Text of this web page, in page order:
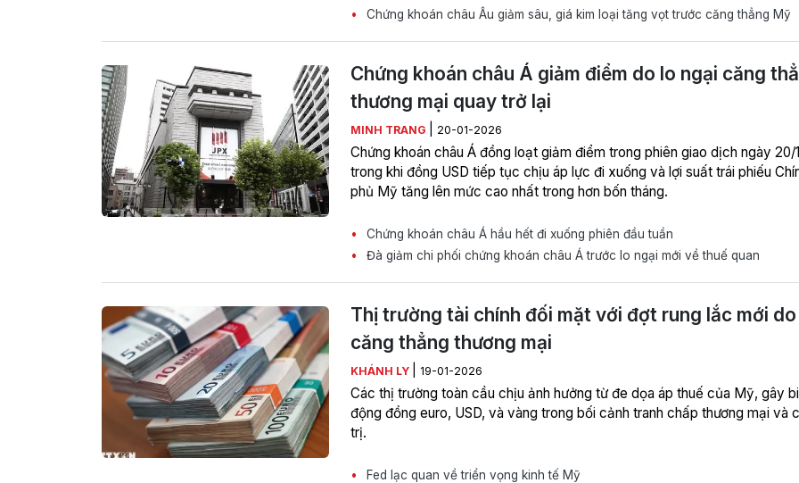
Chứng khoán châu Âu giảm sâu, giá kim loại tăng vọt trước căng thẳng Mỹ
Chứng khoán châu Á giảm điểm do lo ngại căng
thương mại quay trở lại
MINH TRANG 20-01-2026
Chứng khoán châu Á đồng loạt giảm điểm trong phiên giao dịch ngày 20/
trong khi đồng USD tiếp tục chịu áp lực đi xuống và lợi suất trái phiếu
phủ Mỹ tăng lên mức cao nhất trong hơn bốn tháng.
Chứng khoán châu Á hầu hết đi xuống phiên đầu tuần
Đà giảm chi phối chứng khoán châu Á trước lo ngại mới về thuế quan
Thị trường tài chính đối mặt với đợt rung lắc mới do
căng thẳng thương mại
KHÁNH LY 19-01-2026
Các thị trường toàn cầu chịu ảnh hưởng từ đe dọa áp thuế của Mỹ, gây
động đồng euro, USD, và vàng trong bối cảnh tranh chấp thương mại và
trị.
Fed lạc quan về triển vọng kinh tế Mỹ